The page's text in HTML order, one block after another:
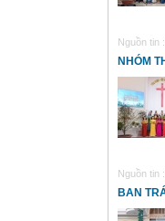
Nguồn tin :
NHÓM
Nguồn tin :
BAN